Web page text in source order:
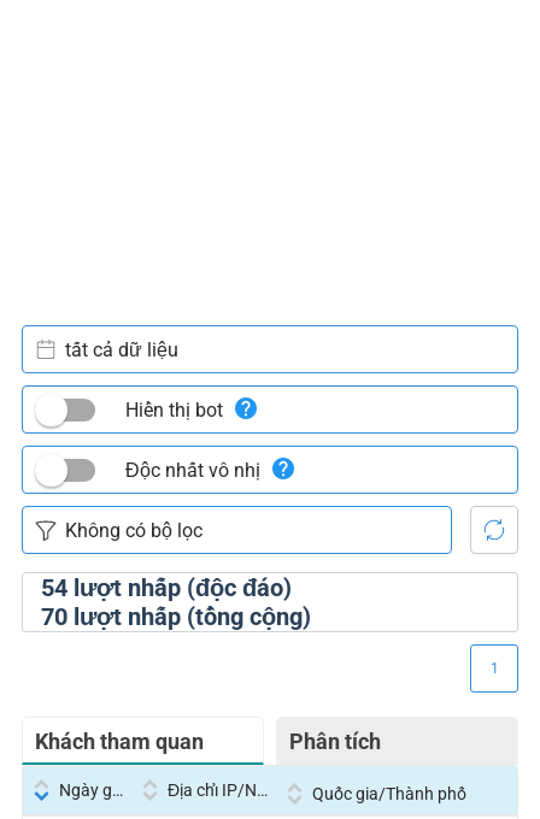
54lượt nhấp (độc đáo)
70lượt nhấp (tổng cộng)
tất cả dữ liệu
Hiển thị bot
Độc nhất vô nhị
Khách tham quan Phân tích
1
Ngày giờ Địa chỉ IP/Nhà cung cấp dịch vụ Quốc gia/Thành phố